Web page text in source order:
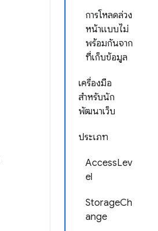
การโหลดล่วง
หน้าแบบไม่
พร้อมกันจาก
ที่เก็บข้อมูล
เครื่องมือ
สำหรับนัก
พัฒนาเว็บ
ประเภท
AccessLev
el
StorageCh
ange